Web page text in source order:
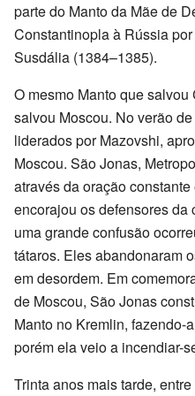
parte do Manto da Mãe de
Constantinopla à Rússia
Susdália (1384–1385).
O mesmo Manto que
salvou Moscou. No verão
liderados por Mazovshi,
Moscou. São Jonas,
através da oração
encorajou os defensores da
uma grande confusão
tátaros. Eles abandonaram
em desordem. Em
de Moscou, São Jonas
Manto no Kremlin, fazendo-
porém ela veio a incendiar-
Trinta anos mais tarde,